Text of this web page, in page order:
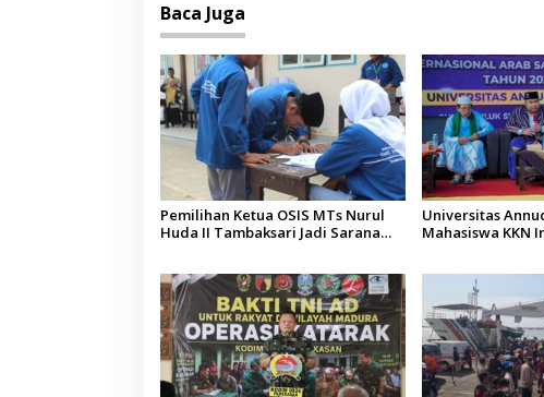
Baca Juga
Pemilihan Ketua OSIS MTs Nurul
Huda II Tambaksari Jadi Sarana
Universitas
Mahasiswa KKN